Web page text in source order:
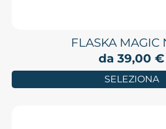
FLASKA MAGIC
da 39,00 €
SELEZIONA